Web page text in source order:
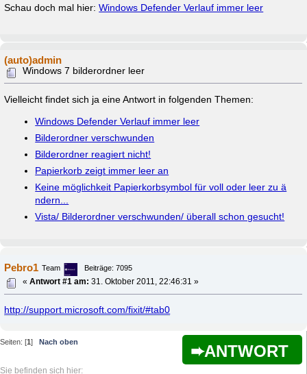
Schau doch mal hier:Windows Defender Verlauf immer leer
(auto)admin
Windows 7 bilderordner leer
Vielleicht findet sich ja eine Antwort in folgenden Themen:
Windows Defender Verlauf immer leer
Bilderordner verschwunden
Bilderordner reagiert nicht!
Papierkorb zeigt immer leer an
Keine möglichkeit Papierkorbsymbol für voll oder leer zu ä
ndern...
Vista/ Bilderordner verschwunden/ überall schon gesucht!
Pebro1 Team
Beiträge: 7095
«Antwort #1 am: 31. Oktober 2011, 22:46:31 »
http://support.microsoft.com/fixit/#tab0
ANTWORT
Seiten: [1] Nach oben